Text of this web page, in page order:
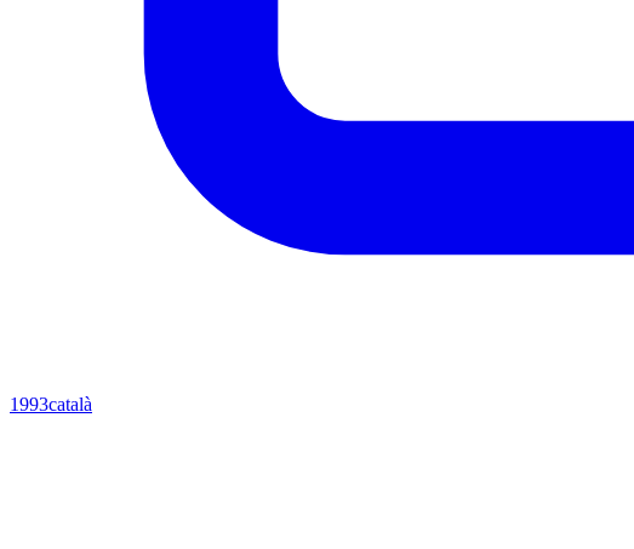
1993català